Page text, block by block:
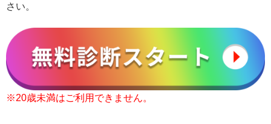
さい。
※20歳未満はご利用できません。